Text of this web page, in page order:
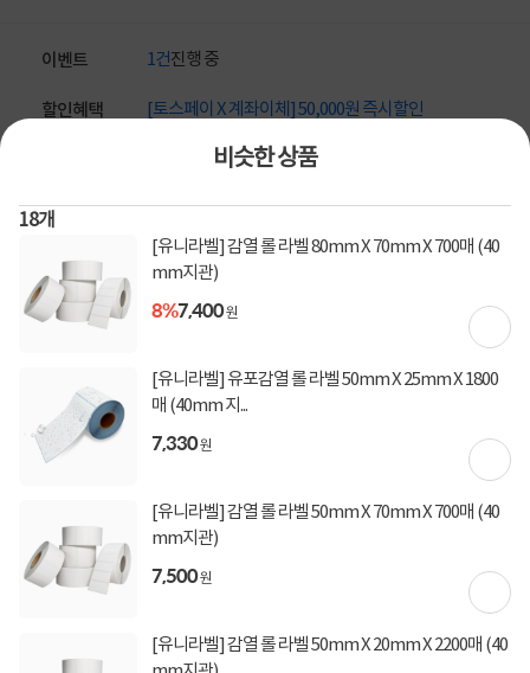
비슷한 상품
18개
[유니라벨] 감열 롤 라벨 80mm X 70mm X 700매 (40
mm지관)
8%7,400원
[유니라벨] 유포감열 롤 라벨 50mm X 25mm X 1800
매 (40mm 지...
7,330원
[유니라벨] 감열 롤 라벨 50mm X 70mm X 700매 (40
mm지관)
7,500원
[유니라벨] 감열 롤 라벨 50mm X 20mm X 2200매 (40
이벤트 1건진행 중
할인혜택
[토스페이 X 계좌이체] 50,000원 즉시할인
[토스페이 X 계좌이체] 20,000원 즉시할인
[토스페이 X 현대카드] 5% 즉시할인 (800,000원 이
상 결제 시)
적립금 10원 적립
입고일 미정
업체직배송
배송비
2,500원 (1박스)
50,000원 이상 구매시 무료